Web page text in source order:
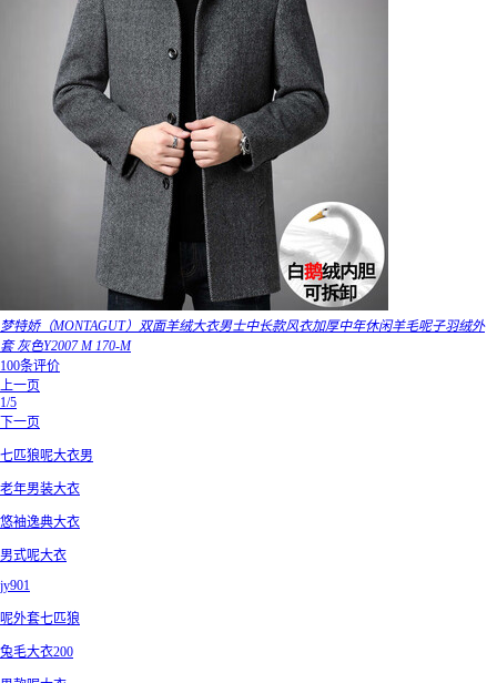
梦特娇（MONTAGUT）双面羊绒大衣男士中长款风衣加厚中年休闲羊毛呢子羽绒外
套 灰色Y2007 M 170-M
100条评价
上一页
1/5
下一页
七匹狼呢大衣男
老年男装大衣
悠袖逸典大衣
男式呢大衣
jy901
呢外套七匹狼
兔毛大衣200